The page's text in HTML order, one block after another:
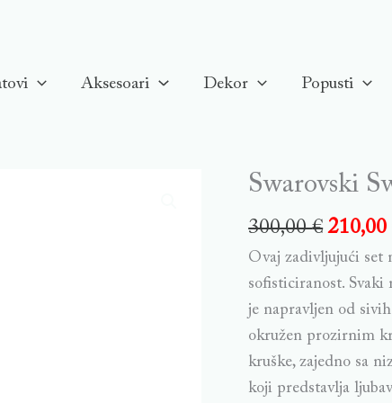
Aksesoari Dekor Popusti
Swarovski
300,00€ 210,00
Ovaj zadivljujući set
sofisticiranost.
je napravljen od
okružen prozirnim
kruške, zajedno sa
koji predstavlja